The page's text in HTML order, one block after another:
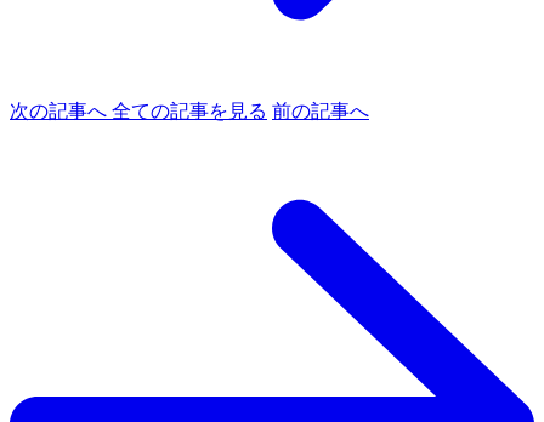
次の記事へ 全ての記事を見る 前の記事へ